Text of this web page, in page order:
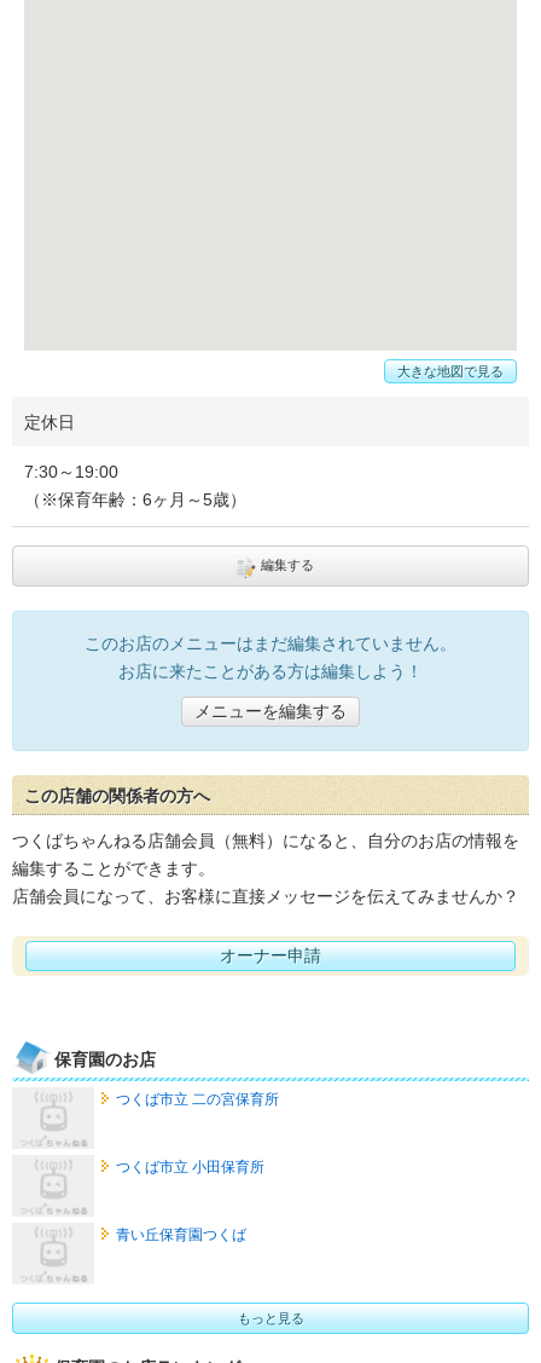
大きな地図で見る
定休日
7:30～19:00
（※保育年齢：6ヶ月～5歳）
編集する
このお店のメニューはまだ編集されていません。
お店に来たことがある方は編集しよう！
メニューを編集する
この店舗の関係者の方へ
つくばちゃんねる店舗会員（無料）になると、自分のお店の情報を
編集することができます。
店舗会員になって、お客様に直接メッセージを伝えてみませんか？
オーナー申請
保育園のお店
つくば市立 二の宮保育所
つくば市立 小田保育所
青い丘保育園つくば
もっと見る